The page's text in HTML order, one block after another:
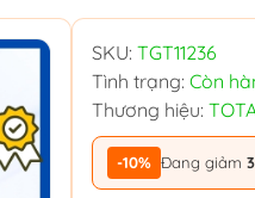
SKU: TGT11236
Tình trạng: Còn
Thương hiệu:
-10% Đang giảm